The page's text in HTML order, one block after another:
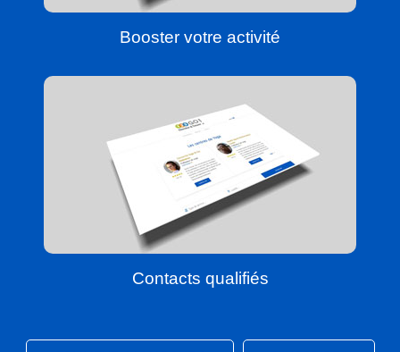
Booster votre activité
Contacts qualifiés